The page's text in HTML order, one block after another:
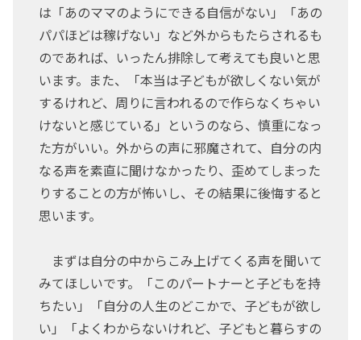
は「あのママのようにできる自信がない」「あの
パパほどは稼げない」など外からもたらされるも
のであれば、いったん排除して考えても良いと思
います。また、「本当は子どもが欲しくない気が
するけれど、周りに言われるので作らなくちゃい
けないと感じている」というのなら、慎重になっ
た方がいい。外からの声に邪魔されて、自分の内
なる声を素直に聞けなかったり、歪めてしまった
りすることの方が怖いし、その結果に後悔すると
思います。
まずは自分の中からこみ上げてくる声を聞いて
みてほしいです。「このパートナーと子どもを持
ちたい」「自分の人生のどこかで、子どもが欲し
い」「よくわからないけれど、子どもと暮らすの